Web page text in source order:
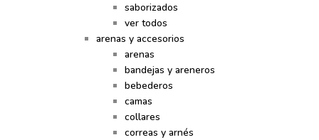
saborizados
ver todos
arenas y accesorios
arenas
bandejas y areneros
bebederos
camas
collares
correas y arnés